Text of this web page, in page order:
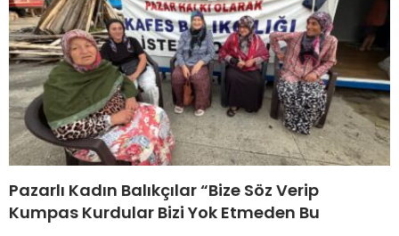
Pazarlı Kadın Balıkçılar “Bize Söz Verip
Kumpas Kurdular Bizi Yok Etmeden Bu